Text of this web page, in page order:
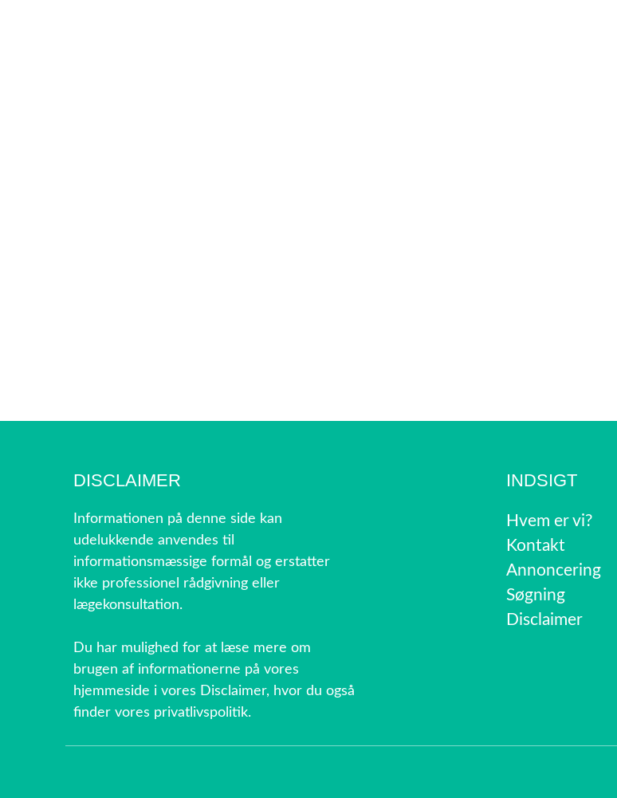
DISCLAIMER
Informationen på denne side kan
udelukkende anvendes til
informationsmæssige formål og erstatter
ikke professionel rådgivning eller
lægekonsultation.
Du har mulighed for at læse mere om
brugen af informationerne på vores
hjemmeside i vores Disclaimer, hvor du også
finder vores privatlivspolitik.
INDSIGT
Hvem er vi?
Kontakt
Annoncering
Søgning
Disclaimer